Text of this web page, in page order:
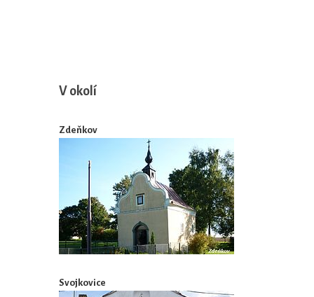
V okolí
Zdeňkov
Svojkovice